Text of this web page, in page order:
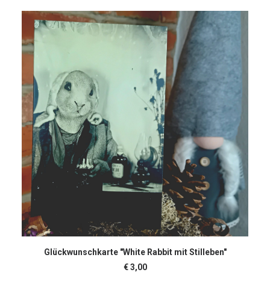
IN DEN WARENKORB
Glückwunschkarte "White Rabbit mit Stilleben"
€3,00